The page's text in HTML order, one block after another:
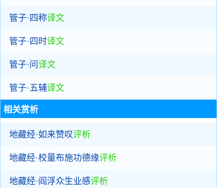
管子·四称译文
管子·四时译文
管子·问译文
管子·五辅译文
相关赏析
地藏经·如来赞叹评析
地藏经·校量布施功德缘评析
地藏经·阎浮众生业感评析